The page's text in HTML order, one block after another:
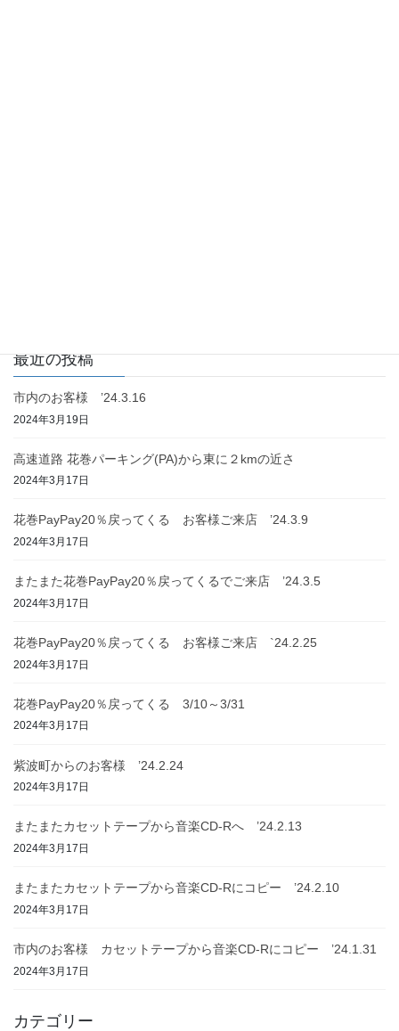
最近の投稿
市内のお客様 ’24.3.16
2024年3月19日
高速道路 花巻パーキング(PA)から東に２kmの近さ
2024年3月17日
花巻PayPay20％戻ってくる お客様ご来店 ’24.3.9
2024年3月17日
またまた花巻PayPay20％戻ってくるでご来店 ’24.3.5
2024年3月17日
花巻PayPay20％戻ってくる お客様ご来店 `24.2.25
2024年3月17日
花巻PayPay20％戻ってくる 3/10～3/31
2024年3月17日
紫波町からのお客様 ’24.2.24
2024年3月17日
またまたカセットテープから音楽CD-Rへ ’24.2.13
2024年3月17日
またまたカセットテープから音楽CD-Rにコピー ’24.2.10
2024年3月17日
市内のお客様 カセットテープから音楽CD-Rにコピー ’24.1.31
2024年3月17日
カテゴリー